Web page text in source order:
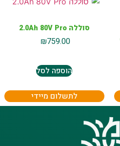
סוללה 2.0Ah 80V Pro
₪759.00
הוספה לסל
לתשלום מיידי